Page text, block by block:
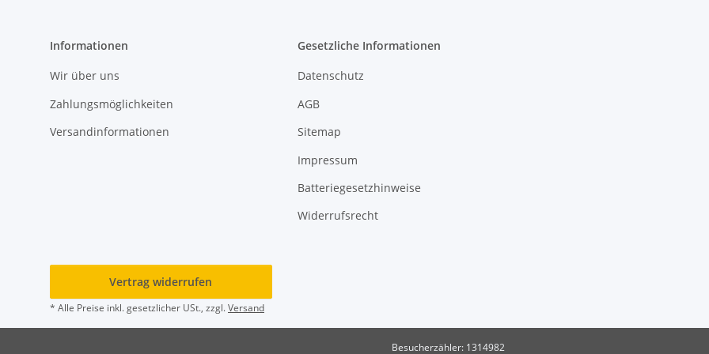
Informationen
Wir über uns
Zahlungsmöglichkeiten
Versandinformationen
Gesetzliche Informationen
Datenschutz
AGB
Sitemap
Impressum
Batteriegesetzhinweise
Widerrufsrecht
Vertrag widerrufen
* Alle Preise inkl. gesetzlicher USt., zzgl.Versand
Besucherzähler: 1314982